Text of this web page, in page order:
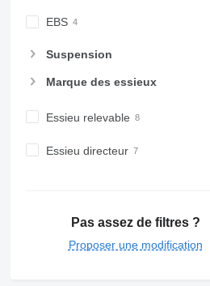
EBS
Suspension
Marque des essieux
Essieu relevable
Essieu directeur
Pas assez de filtres ?
Proposer une modification